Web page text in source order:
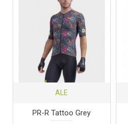
ALE
PR-R Tattoo Grey